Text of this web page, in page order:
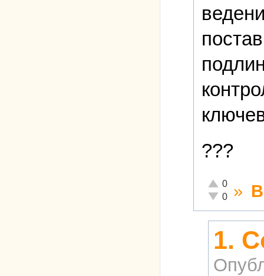
???
Отлично!
0
Неадекватно!
0 »
1.